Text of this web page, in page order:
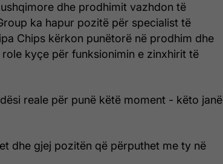
dhe prodhimit vazhdon të
ka hapur pozitë për specialist të
Chips kërkon punëtorë në prodhim dhe
kyçe për funksionimin e zinxhirit të
reale për punë këtë moment - këto janë
dhe gjej pozitën që përputhet me ty në